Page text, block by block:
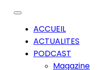
ACCUEIL
ACTUALITES
PODCAST
Magazine